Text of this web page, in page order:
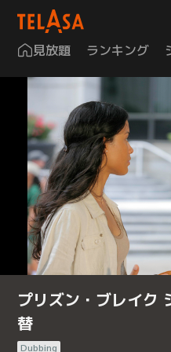
見放題 ランキング
プリズン・ブレイク
替
Dubbing